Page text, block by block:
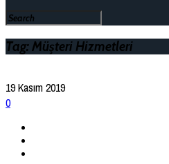
Tag: Müşteri Hizmetleri
19 Kasım 2019
0